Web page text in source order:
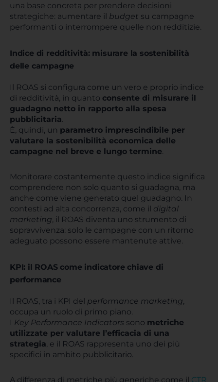
una base concreta per prendere decisioni
strategiche: aumentare il budget su campagne
performanti o interrompere quelle non redditizie.
Indice di redditività: misurare la sostenibilità
delle campagne
Il ROAS si configura come un vero e proprio indice
di redditività, in quanto consente di misurare il
guadagno netto in rapporto alla spesa
pubblicitaria.
È, quindi, un parametro imprescindibile per
valutare la sostenibilità economica delle
campagne nel breve e lungo termine.
Monitorare costantemente questo indice significa
comprendere non solo quanto si guadagna, ma
anche come viene generato quel guadagno. In
contesti ad alta concorrenza, come il digital
marketing, il ROAS diventa uno strumento di
sopravvivenza: solo le campagne con un ritorno
adeguato possono essere mantenute attive.
KPI: il ROAS come indicatore chiave di
performance
Il ROAS, tra i KPI del performance marketing,
occupa un ruolo di primo piano.
I Key Performance Indicators sono metriche
utilizzate per valutare l’efficacia di una
strategia, e il ROAS rappresenta uno dei più
specifici in ambito pubblicitario.
A differenza di metriche più generiche come il CTR